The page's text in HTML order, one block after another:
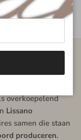
overkoepelend
Lissano
samen die staan
produceren.